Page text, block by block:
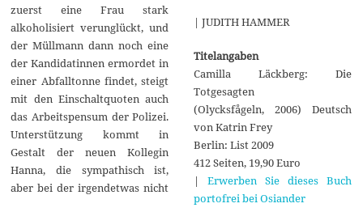
zuerst eine Frau stark
alkoholisiert verunglückt, und
der Müllmann dann noch eine
der Kandidatinnen ermordet in
einer Abfalltonne findet, steigt
mit den Einschaltquoten auch
das Arbeitspensum der Polizei.
Unterstützung kommt in
Gestalt der neuen Kollegin
Hanna, die sympathisch ist,
aber bei der irgendetwas nicht
| JUDITH HAMMER
Titelangaben
Camilla Läckberg: Die
Totgesagten
(Olycksfågeln, 2006) Deutsch
von Katrin Frey
Berlin: List 2009
412 Seiten, 19,90 Euro
| Erwerben Sie dieses Buch
portofrei bei Osiander